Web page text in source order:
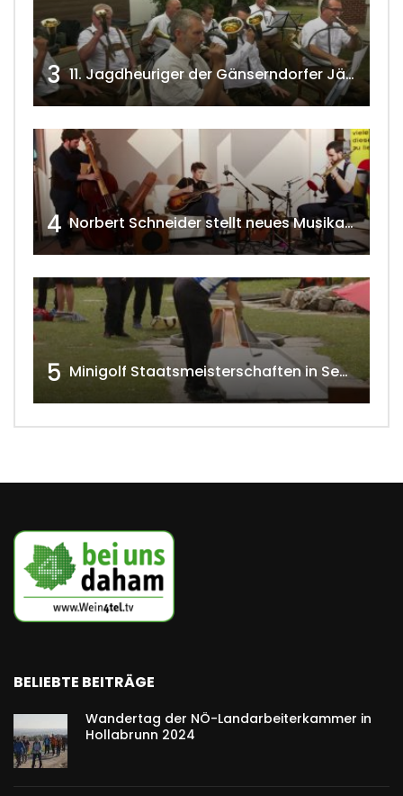
3 11. Jagdheuriger der Gänserndorfer Jäger 2020 w4tv166
4 Norbert Schneider stellt neues Musikalbum vor 2020 w4tv168
5 Minigolf Staatsmeisterschaften in Seefeld-Kadolz w4tv174
BELIEBTE BEITRÄGE
Wandertag der NÖ-Landarbeiterkammer in
Hollabrunn 2024